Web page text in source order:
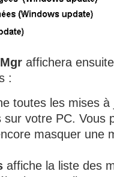
affichera
:
toutes les mises
votre PC. Vous
masquer une
affiche la liste des